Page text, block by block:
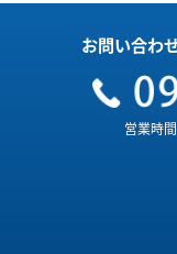
お問い合わ
営業時